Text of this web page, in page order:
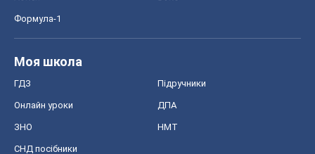
Формула-1
Моя школа
ГДЗ Підручники
Онлайн уроки ДПА
ЗНО НМТ
СНД посібники